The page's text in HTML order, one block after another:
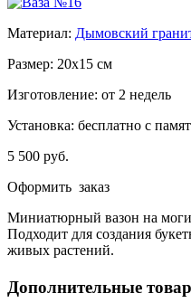
Материал: Дымовский
Размер: 20х15 см
Изготовление: от 2 недель
Установка: бесплатно с
5 500 руб.
Оформить заказ
Миниатюрный вазон на
Подходит для создания
живых растений.
Дополнительные